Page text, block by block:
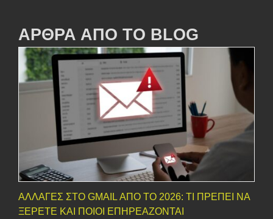
ΑΡΘΡΑ ΑΠΟ ΤΟ BLOG
ΑΛΛΑΓΈΣ ΣΤΟ GMAIL ΑΠΌ ΤΟ 2026: ΤΙ ΠΡΈΠΕΙ ΝΑ
ΞΈΡΕΤΕ ΚΑΙ ΠΟΙΟΙ ΕΠΗΡΕΆΖΟΝΤΑΙ